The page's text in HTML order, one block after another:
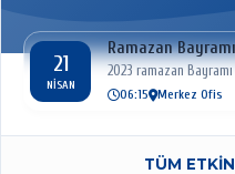
21
NISAN
Ramazan
2023 ramazan
06:15 Merkez Ofis
TÜM